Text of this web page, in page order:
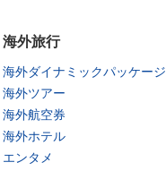
海外旅行
海外ダイナミックパッケージ
海外ツアー
海外航空券
海外ホテル
エンタメ